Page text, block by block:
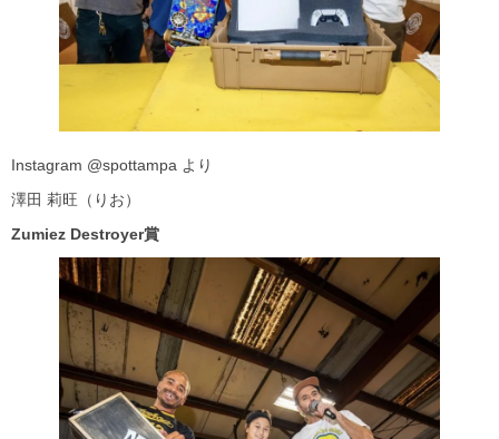
Instagram @spottampa より
澤田 莉旺（りお）
Zumiez Destroyer賞